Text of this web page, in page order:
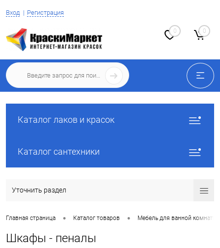
Вход Регистрация
0 0
Каталог лаков и красок
Каталог сантехники
Уточнить раздел
Главная страница • Каталог товаров • Мебель для ванной комнаты
Шкафы - пеналы